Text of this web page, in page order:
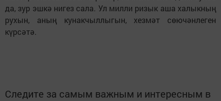
да, зур эшкә нигез сала. Ул милли ризык аша халыкның
рухын, аның кунакчыллыгын, хезмәт сөючәнлеген
күрсәтә.
Следите за самым важным и интересным в